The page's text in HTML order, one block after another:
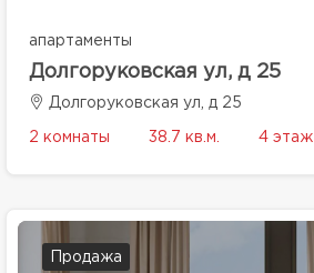
апартаменты
Долгоруковская ул, д 25
Долгоруковская ул, д 25
2 комнаты 38.7 кв.м. 4 этаж
Продажа